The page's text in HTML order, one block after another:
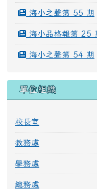
海小之聲第 55 期
海小品格報第 25
海小之聲第 54 期
單位組織
校長室
教務處
學務處
總務處